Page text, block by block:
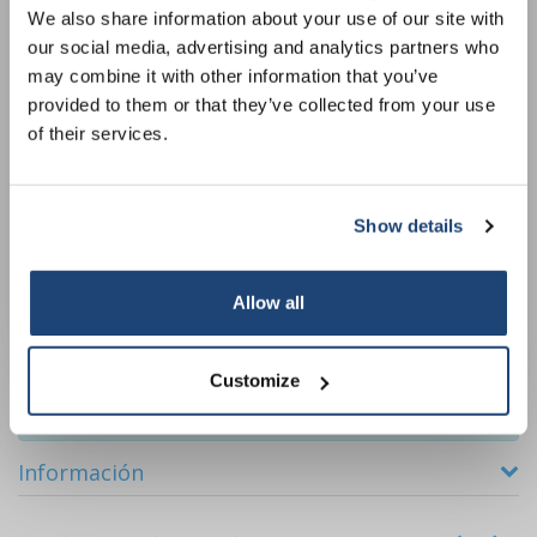
We also share information about your use of our site with
our social media, advertising and analytics partners who
may combine it with other information that you’ve
provided to them or that they’ve collected from your use
of their services.
Show details
Allow all
Customize
2.5 L Envases de
vidrio marrón
€83,49
IVA no
incluido
€101,02
IVA
Más
All in cart
Staffelkorting
Buy 6 and save 30%
Información
Sign up for our newsletter to stay informed about
our new products, and receive a 10% discount on
your next purchase for all chemical products from
our own brand 😀
Your discount applies to orders above €50,00